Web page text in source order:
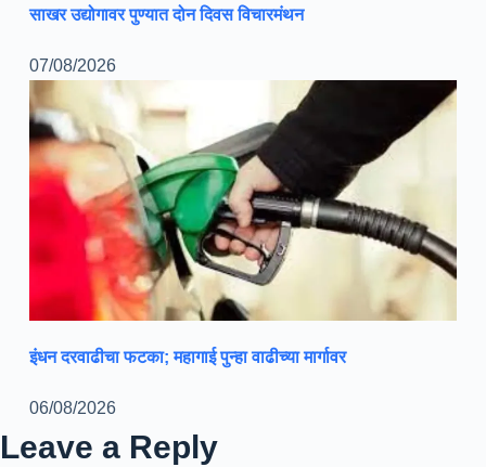
साखर उद्योगावर पुण्यात दोन दिवस विचारमंथन
07/08/2026
इंधन दरवाढीचा फटका; महागाई पुन्हा वाढीच्या मार्गावर
06/08/2026
Leave a Reply